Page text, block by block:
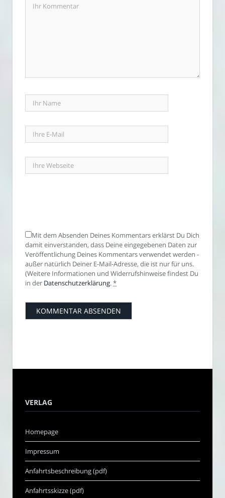
Mit dem Absenden Deines Kommentars erklärst Du Dich
damit einverstanden, dass Deine eingegebenen Daten zur
Veröffentlichung Deines Kommentars verwendet werden -
außer natürlich Deiner E-Mail-Adresse, die ist nur für uns.
(Weitere Informationen und Widerrufshinweise findest Du
in der Datenschutzerklärung.*
VERLAG
Homepage
Impressum
Anfahrtsbeschreibung (pdf)
Anfahrtsskizze (pdf)